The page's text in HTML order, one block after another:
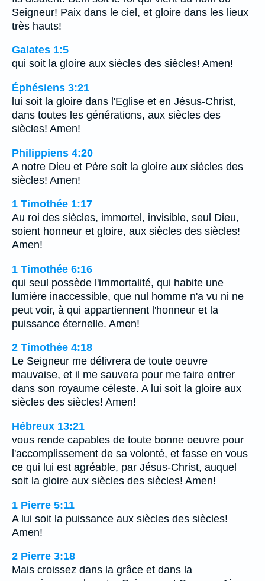
Seigneur! Paix dans le ciel, et gloire dans les lieux
très hauts!
Galates 1:5
qui soit la gloire aux siècles des siècles! Amen!
Éphésiens 3:21
lui soit la gloire dans l'Eglise et en Jésus-Christ,
dans toutes les générations, aux siècles des
siècles! Amen!
Philippiens 4:20
A notre Dieu et Père soit la gloire aux siècles des
siècles! Amen!
1 Timothée 1:17
Au roi des siècles, immortel, invisible, seul Dieu,
soient honneur et gloire, aux siècles des siècles!
Amen!
1 Timothée 6:16
qui seul possède l'immortalité, qui habite une
lumière inaccessible, que nul homme n'a vu ni ne
peut voir, à qui appartiennent l'honneur et la
puissance éternelle. Amen!
2 Timothée 4:18
Le Seigneur me délivrera de toute oeuvre
mauvaise, et il me sauvera pour me faire entrer
dans son royaume céleste. A lui soit la gloire aux
siècles des siècles! Amen!
Hébreux 13:21
vous rende capables de toute bonne oeuvre pour
l'accomplissement de sa volonté, et fasse en vous
ce qui lui est agréable, par Jésus-Christ, auquel
soit la gloire aux siècles des siècles! Amen!
1 Pierre 5:11
A lui soit la puissance aux siècles des siècles!
Amen!
2 Pierre 3:18
Mais croissez dans la grâce et dans la